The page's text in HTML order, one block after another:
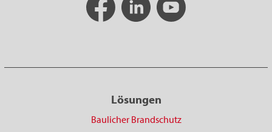
Lösungen
Baulicher Brandschutz